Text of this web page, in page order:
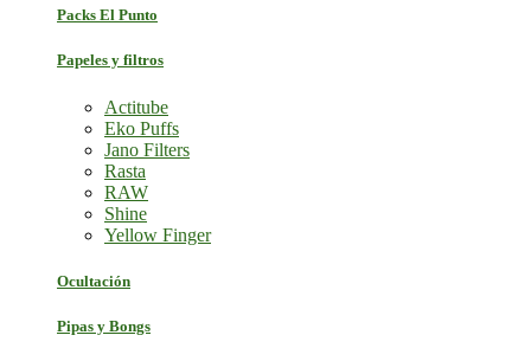
Packs El Punto
Papeles y filtros
Actitube
Eko Puffs
Jano Filters
Rasta
RAW
Shine
Yellow Finger
Ocultación
Pipas y Bongs